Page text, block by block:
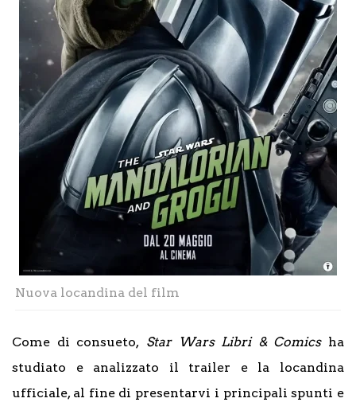
Nuova locandina del film
Come di consueto, Star Wars Libri & Comicsha
studiato e analizzato il trailer e la locandina
ufficiale, al fine di presentarvi i principali spunti e